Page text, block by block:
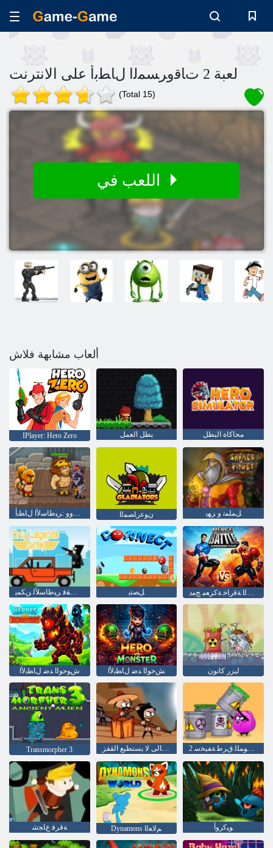
لعبة 2 ﺕﺎﻗﻭﺮﺴﻤﻟﺍ ﻝﺎﻄﺑﺃ على الانترنت
(Total 15)
ألعاب مشابهة فلاش
IPlayer: Hero Zero بطل العمل محاكاة البطل
ﺔﻬﻟﻵ ﺍ ﺯﺭﻮﻳﺭﻭﻭ :ﺮﻴﻃﺎﺳﻷ ﺍ ﻝﺎﻄﺑﺃ ﻥﻮﻋﺭﺎﺼﻤﻟﺍ ﻞﻤﻠﻤﺗ ﻭ ﺰﻬﻳ
ﺐﻌﻠﻟﺍ ﻂﻘﻓ ﺮﻴﻃﺎﺳﻸ ﻟ ﻦﻜﻤﻳ ﻞﺼﺘﻳ ﻝﺎﺘﻘﻟﺍ ﺔﻗﺭﺎﺧ ﺔﻛﺮﻌﻣ ﺞﻣﺩ
ﺵﻮﺣﻮﻟﺍ ﺪﺿ ﻝﺎﻄﺑﻷ ﺍ ﺶﺣﻮﻟﺍ ﺪﺿ ﻝﺎﻄﺑﻷ ﺍ ليزر كانون
Transmorpher 3 الكسالى لا يستطيع القفز 2 ﻦﻣ ﺕﻮﻤﻠﻟ ﻕﺮﻃ ﺔﻔﻴﺨﺳ
ﺔﻗﺮﻓ ﻉﺎﺠﺷ Dynamons ﻢﻟﺎﻌﻟﺍ ﻮﻴﻛﺭﻭﺃ